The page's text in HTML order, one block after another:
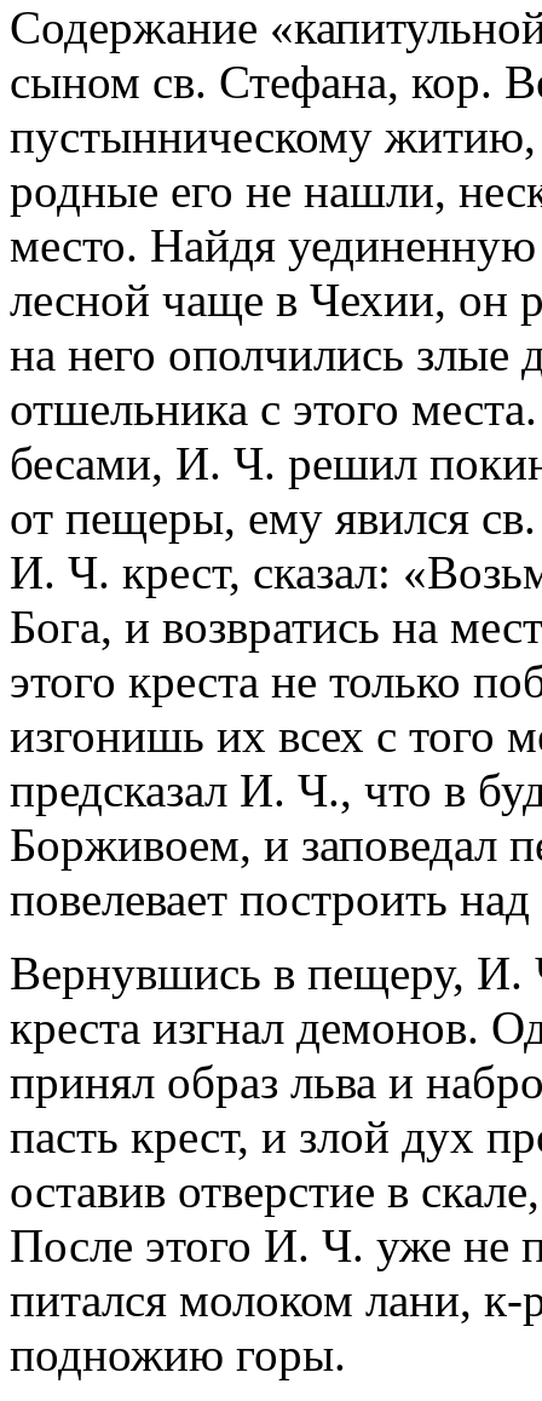
Содержание
сыном св. Стефана, кор.
пустынническому
родные его не нашли,
место. Найдя
лесной чаще в Чехии, он
на него ополчились злые
отшельника с этого
бесами, И. Ч. решил
от пещеры, ему явился
И. Ч. крест, сказал:
Бога, и возвратись на
этого креста не только
изгонишь их всех с того
предсказал И. Ч., что в
Борживоем, и заповедал
повелевает построить
Вернувшись в пещеру,
креста изгнал демонов.
принял образ льва и
пасть крест, и злой дух
оставив отверстие в
После этого И. Ч. уже не
питался молоком лани,
подножию горы.